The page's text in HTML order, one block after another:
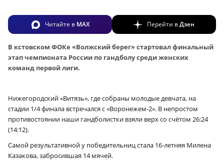
Читайте в MAX Перейти вДзен
В кстовском ФОКе «Волжский берег» стартовал финальный
этап чемпионата России по гандболу среди женских
команд первой лиги.
Нижегородский «Витязь», где собраны молодые девчата, на
стадии 1/4 финала встречался с «Воронежем‑2». В непростом
противостоянии наши гандболистки взяли верх со счётом 26:24
(14:12).
Самой результативной у победительниц стала 16-летняя Милена
Казакова, забросившая 14 мячей.